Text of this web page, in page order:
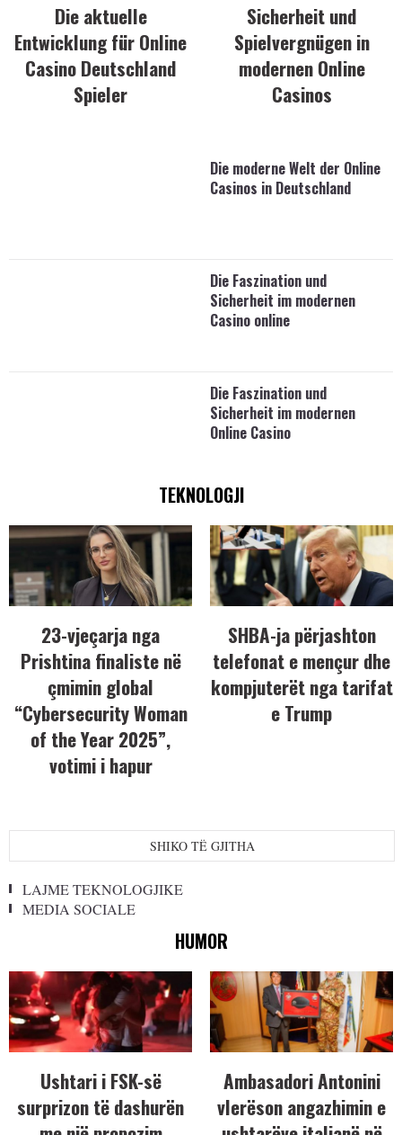
Die aktuelle
Entwicklung für Online
Casino Deutschland
Spieler
Sicherheit und
Spielvergnügen in
modernen Online
Casinos
Die moderne Welt der Online
Casinos in Deutschland
Die Faszination und
Sicherheit im modernen
Casino online
Die Faszination und
Sicherheit im modernen
Online Casino
TEKNOLOGJI
23-vjeçarja nga
Prishtina finaliste në
çmimin global
“Cybersecurity Woman
of the Year 2025”,
votimi i hapur
SHBA-ja përjashton
telefonat e mençur dhe
kompjuterët nga tarifat
e Trump
SHIKO TË GJITHA
LAJME TEKNOLOGJIKE
MEDIA SOCIALE
HUMOR
Ushtari i FSK-së
surprizon të dashurën
Ambasadori Antonini
vlerëson angazhimin e